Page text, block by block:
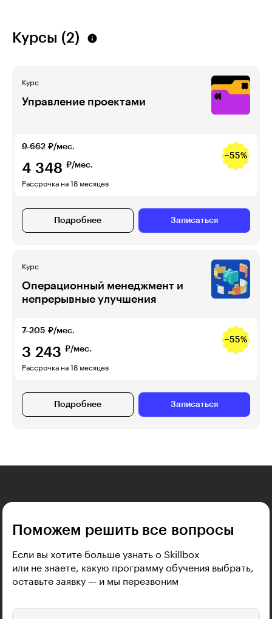
Курсы (2)
Курс
Управление проектами
9 662 ₽/мес.
−55%
4 348 ₽/мес.
Рассрочка на 18 месяцев
Подробнее Записаться
Курс
Операционный менеджмент и
непрерывные улучшения
7 205 ₽/мес.
−55%
3 243 ₽/мес.
Рассрочка на 18 месяцев
Подробнее Записаться
Поможем решить все вопросы
Если вы хотите больше узнать о Skillbox
или не знаете, какую программу обучения выбрать,
оставьте заявку — и мы перезвоним